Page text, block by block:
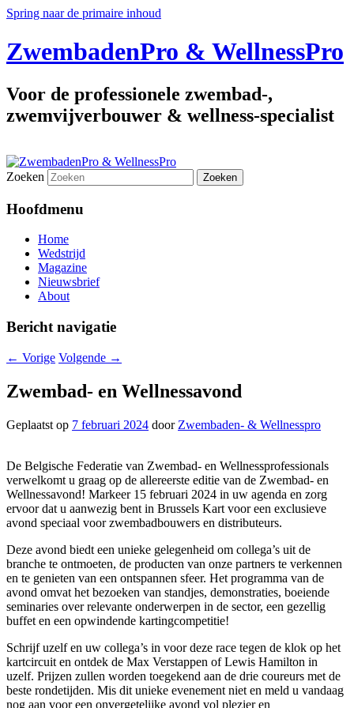
Spring naar de primaire inhoud
ZwembadenPro & WellnessPro
Voor de professionele zwembad-,
zwemvijverbouwer & wellness-specialist
Zoeken
Hoofdmenu
Home
Wedstrijd
Magazine
Nieuwsbrief
About
Bericht navigatie
← Vorige Volgende →
Zwembad- en Wellnessavond
Geplaatst op 7 februari 2024 door Zwembaden- & Wellnesspro
De Belgische Federatie van Zwembad- en Wellnessprofessionals
verwelkomt u graag op de allereerste editie van de Zwembad- en
Wellnessavond! Markeer 15 februari 2024 in uw agenda en zorg
ervoor dat u aanwezig bent in Brussels Kart voor een exclusieve
avond speciaal voor zwembadbouwers en distributeurs.
Deze avond biedt een unieke gelegenheid om collega’s uit de
branche te ontmoeten, de producten van onze partners te verkennen
en te genieten van een ontspannen sfeer. Het programma van de
avond omvat het bezoeken van standjes, demonstraties, boeiende
seminaries over relevante onderwerpen in de sector, een gezellig
buffet en een opwindende kartingcompetitie!
Schrijf uzelf en uw collega’s in voor deze race tegen de klok op het
kartcircuit en ontdek de Max Verstappen of Lewis Hamilton in
uzelf. Prijzen zullen worden toegekend aan de drie coureurs met de
beste rondetijden. Mis dit unieke evenement niet en meld u vandaag
nog aan voor een onvergetelijke avond vol plezier en